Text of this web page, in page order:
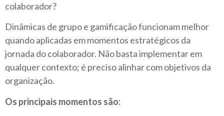
colaborador?
Dinâmicas de grupo e gamificação funcionam melhor
quando aplicadas em momentos estratégicos da
jornada do colaborador. Não basta implementar em
qualquer contexto; é preciso alinhar com objetivos da
organização.
Os principais momentos são: